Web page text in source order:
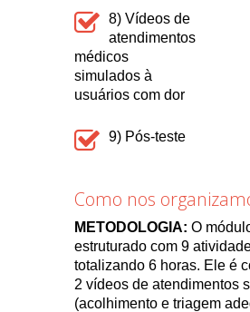
8) Vídeos de
atendimentos
médicos
simulados à
usuários com dor
9) Pós-teste
Como nos
METODOLOGIA: O
estruturado com 9
totalizando 6 horas. Ele é
2 vídeos de atendimentos
(acolhimento e triagem